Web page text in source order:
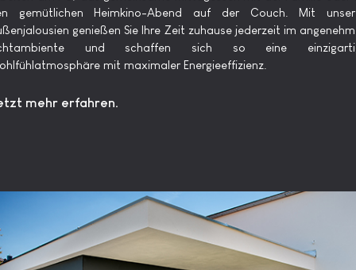
gemütlichen Heimkino-Abend auf der Couch. Mit
genießen Sie Ihre Zeit zuhause jederzeit im
und schaffen sich so eine
mit maximaler Energieeffizienz.
mehr erfahren.